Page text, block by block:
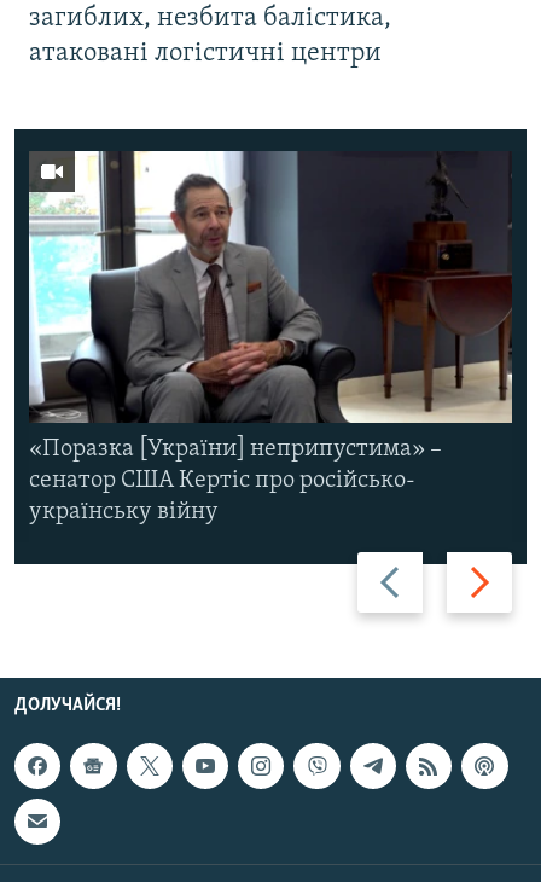
загиблих, незбита балістика,
атаковані логістичні центри
Назад Вперед
«Поразка [України] неприпустима» –
сенатор США Кертіс про російсько-
українську війну
ДОЛУЧАЙСЯ!